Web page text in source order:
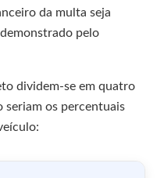
da multa seja
pelo
dividem-se em quatro
seriam os percentuais